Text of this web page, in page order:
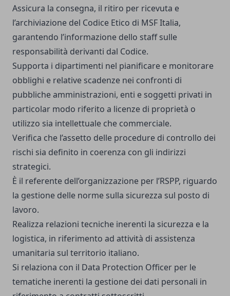
Assicura la consegna, il ritiro per ricevuta e
l’archiviazione del Codice Etico di MSF Italia,
garantendo l’informazione dello staff sulle
responsabilità derivanti dal Codice.
Supporta i dipartimenti nel pianificare e monitorare
obblighi e relative scadenze nei confronti di
pubbliche amministrazioni, enti e soggetti privati in
particolar modo riferito a licenze di proprietà o
utilizzo sia intellettuale che commerciale.
Verifica che l’assetto delle procedure di controllo dei
rischi sia definito in coerenza con gli indirizzi
strategici.
È il referente dell’organizzazione per l’RSPP, riguardo
la gestione delle norme sulla sicurezza sul posto di
lavoro.
Realizza relazioni tecniche inerenti la sicurezza e la
logistica, in riferimento ad attività di assistenza
umanitaria sul territorio italiano.
Si relaziona con il Data Protection Officer per le
tematiche inerenti la gestione dei dati personali in